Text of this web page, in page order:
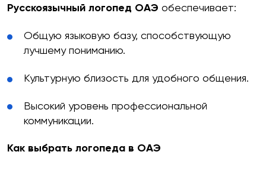
Русскоязычный логопед ОАЭ обеспечивает:
Общую языковую базу, способствующую
лучшему пониманию.
Культурную близость для удобного общения.
Высокий уровень профессиональной
коммуникации.
Как выбрать логопеда в ОАЭ